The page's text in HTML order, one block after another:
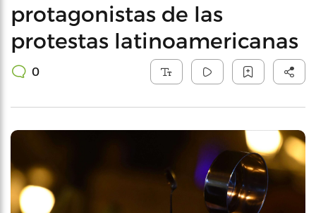
protagonistas de las
protestas latinoamericanas
0